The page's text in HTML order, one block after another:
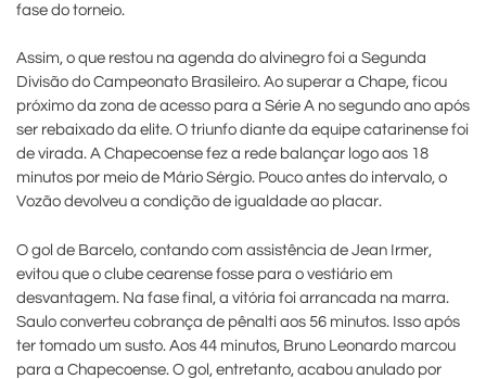
fase do torneio.
Assim, o que restou na agenda do alvinegro foi a Segunda
Divisão do Campeonato Brasileiro. Ao superar a Chape, ficou
próximo da zona de acesso para a Série A no segundo ano após
ser rebaixado da elite. O triunfo diante da equipe catarinense foi
de virada. A Chapecoense fez a rede balançar logo aos 18
minutos por meio de Mário Sérgio. Pouco antes do intervalo, o
Vozão devolveu a condição de igualdade ao placar.
O gol de Barcelo, contando com assistência de Jean Irmer,
evitou que o clube cearense fosse para o vestiário em
desvantagem. Na fase final, a vitória foi arrancada na marra.
Saulo converteu cobrança de pênalti aos 56 minutos. Isso após
ter tomado um susto. Aos 44 minutos, Bruno Leonardo marcou
para a Chapecoense. O gol, entretanto, acabou anulado por